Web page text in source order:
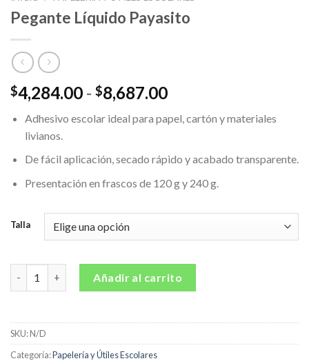
Pegante Líquido Payasito
$4,284.00 - $8,687.00Rango
precios:
$4,284.00
$8,687.00
Adhesivo escolar ideal para papel, cartón y materiales
livianos.
De fácil aplicación, secado rápido y acabado transparente.
Presentación en frascos de 120 g y 240 g.
Talla
Añadir al carrito
SKU:N/D
Categoría:Papelería y Útiles Escolares